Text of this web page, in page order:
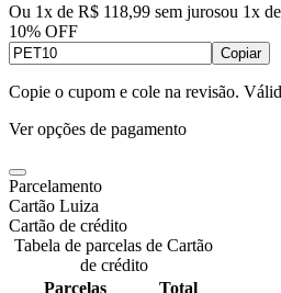
Ou 1x de R$ 118,99 sem jurosou 1x de
10% OFF
Copiar
Copie o cupom e cole na revisão.
Ver opções de pagamento
Parcelamento
Cartão Luiza
Cartão de crédito
Tabela de parcelas de Cartão
de crédito
Parcelas
Total